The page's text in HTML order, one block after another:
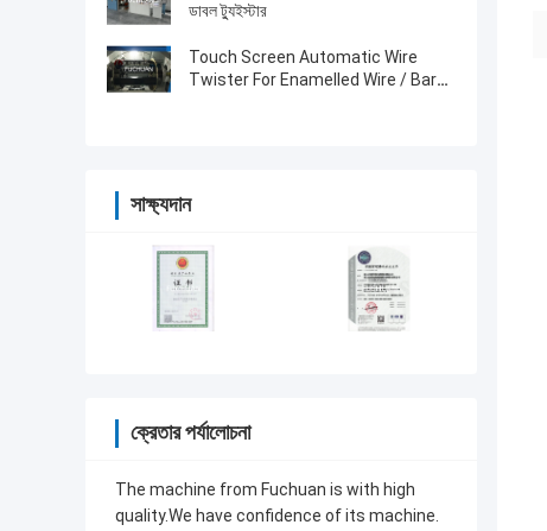
ডাবল ট্যুইস্টার
Touch Screen Automatic Wire
Twister For Enamelled Wire / Bare
সাক্ষ্যদান
ক্রেতার পর্যালোচনা
The machine from Fuchuan is with high
quality.We have confidence of its machine.